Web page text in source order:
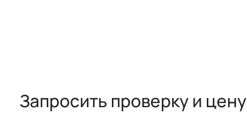
Запросить проверку и цену